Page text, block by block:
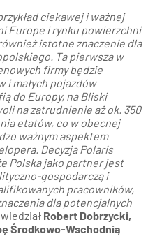
ciekawej i ważnej
Europe i rynku powierzchni
istotne znaczenie dla
Ta pierwsza w
firmy będzie
i małych pojazdów
do Europy, na Bliski
na zatrudnienie aż ok. 350
etatów, co w obecnej
ważnym aspektem
Decyzja Polaris
Polska jako partner jest
gospodarczą i
pracowników,
dla potencjalnych
Robert Dobrzycki,
Środkowo-Wschodnią